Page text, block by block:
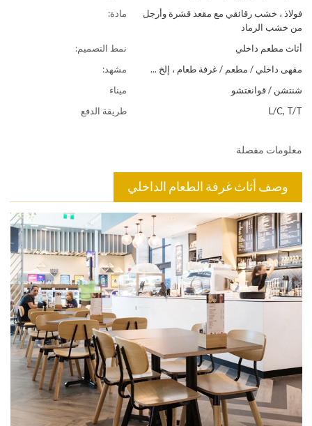
مادة:
فولاذ ، خشب رقائقي مع مقعد قشرة وأرجل
من خشب الرماد
نمط التصميم:
أثاث مطعم داخلي
مشهد:
مقهى داخلي / مطعم / غرفة طعام ، إلخ ...
ميناء
شنتشن / قوانغتشو
طريقة الدفع
L/C, T/T
معلومات مفصلة
وصف أثاث غرفة الطعام الداخلي